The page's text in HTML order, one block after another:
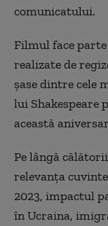
comunicatului.
Filmul face
realizate de
şase dintre cele
lui Shakespeare
această
Pe lângă
relevanţa
2023, impactul
în Ucraina,